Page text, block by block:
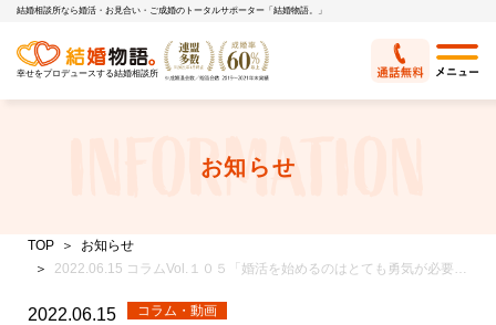
結婚相談所なら婚活・お見合い・ご成婚のトータルサポーター「結婚物語。」
幸せをプロデュースする結婚相談所
お知らせ
TOP
お知らせ
2022.06.15 コラムVol.１０５「婚活を始めるのはとても勇気が必要です。」を掲載いたしました
2022.06.15 コラム・動画